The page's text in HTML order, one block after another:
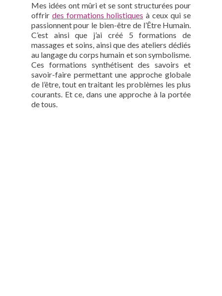
Mes idées ont mûri et se sont structurées pour
offrir des formations holistiques à ceux qui se
passionnent pour le bien-être de l’Être Humain.
C’est ainsi que j’ai créé 5 formations de
massages et soins, ainsi que des ateliers dédiés
au langage du corps humain et son symbolisme.
Ces formations synthétisent des savoirs et
savoir-faire permettant une approche globale
de l’être, tout en traitant les problèmes les plus
courants. Et ce, dans une approche à la portée
de tous.